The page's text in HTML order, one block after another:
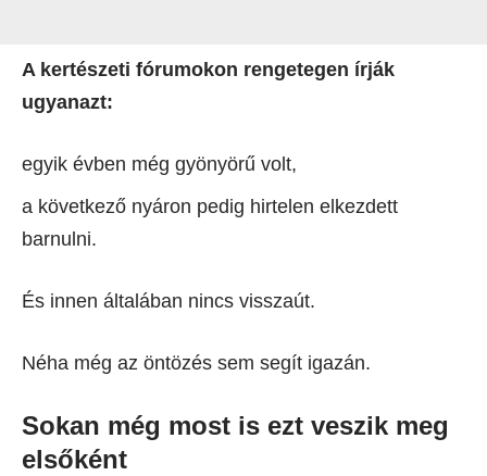
A kertészeti fórumokon rengetegen írják
ugyanazt:
egyik évben még gyönyörű volt,
a következő nyáron pedig hirtelen elkezdett
barnulni.
És innen általában nincs visszaút.
Néha még az öntözés sem segít igazán.
Sokan még most is ezt veszik meg
elsőként